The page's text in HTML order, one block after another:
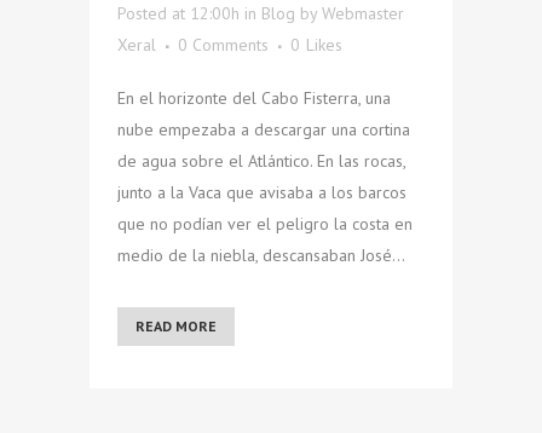
Posted at 12:00h in Blog by Webmaster
Xeral
0 Comments 0 Likes
En el horizonte del Cabo Fisterra, una
nube empezaba a descargar una cortina
de agua sobre el Atlántico. En las rocas,
junto a la Vaca que avisaba a los barcos
que no podían ver el peligro la costa en
medio de la niebla, descansaban José...
READ MORE